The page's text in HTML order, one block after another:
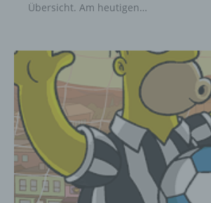
Übersicht. Am heutigen…